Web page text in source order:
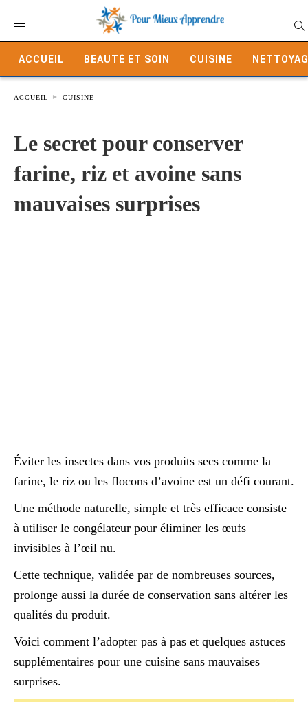
ACCUEIL BEAUTÉ ET SOIN CUISINE
ACCUEIL CUISINE
Le secret pour conserver
farine, riz et avoine sans
mauvaises surprises
Éviter les insectes dans vos produits secs comme la
farine, le riz ou les flocons d’avoine est un défi courant.
Une méthode naturelle, simple et très efficace consiste
à utiliser le congélateur pour éliminer les œufs
invisibles à l’œil nu.
Cette technique, validée par de nombreuses sources,
prolonge aussi la durée de conservation sans altérer les
qualités du produit.
Voici comment l’adopter pas à pas et quelques astuces
supplémentaires pour une cuisine sans mauvaises
surprises.